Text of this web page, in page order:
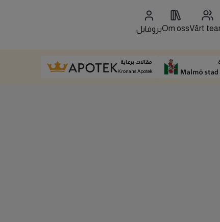
Vårt
Om ossبروفايل
مقالات برعاية
Kronans Apotek